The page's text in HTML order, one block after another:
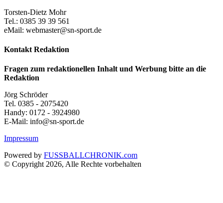
Torsten-Dietz Mohr
Tel.: 0385 39 39 561
eMail: webmaster@sn-sport.de
Kontakt Redaktion
Fragen zum redaktionellen Inhalt und Werbung bitte an die
Redaktion
Jörg Schröder
Tel. 0385 - 2075420
Handy: 0172 - 3924980
E-Mail: info@sn-sport.de
Impressum
Powered by FUSSBALLCHRONIK.com
© Copyright 2026, Alle Rechte vorbehalten